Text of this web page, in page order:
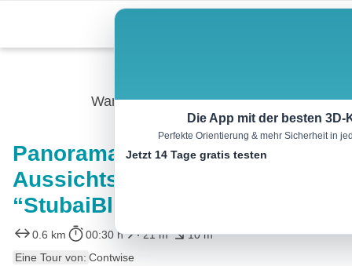
content
Wandern
Panoramaweg &
Aussichtsplattform
“StubaiBlick”
0.6 km 00:30 h 21 m
10 m
Eine Tour von: Contwise
Die App mit der besten 3D-
Perfekte Orientierung & mehr Sicherheit in
Jetzt 14 Tage gratis testen